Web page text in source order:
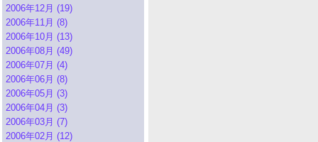
2006年12月 (19)
2006年11月 (8)
2006年10月 (13)
2006年08月 (49)
2006年07月 (4)
2006年06月 (8)
2006年05月 (3)
2006年04月 (3)
2006年03月 (7)
2006年02月 (12)